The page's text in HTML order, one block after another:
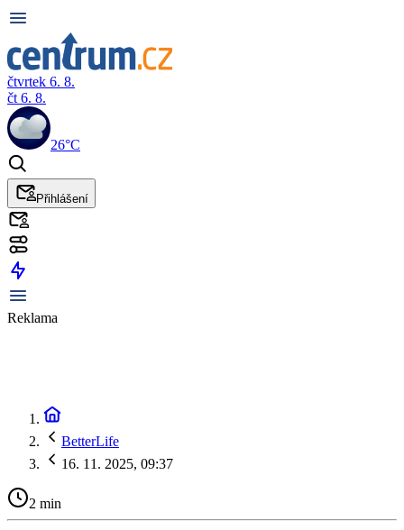
čtvrtek 6. 8.
čt 6. 8.
26°C
Přihlášení
Reklama
BetterLife
16. 11. 2025, 09:37
2 min